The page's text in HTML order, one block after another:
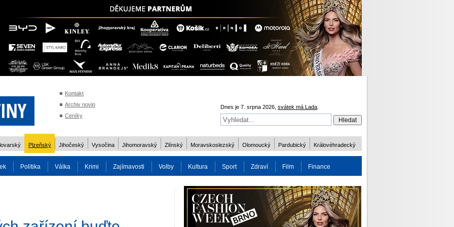
Kontakt
Archiv novin
Ceníky
Dnes je 7. srpna 2026, svátek má Lada
Plzeňský Jihočeský Vysočina Jihomoravský Zlínský Moravskoslezský Olomoucký Pardubický Královéhradecký
Politika Válka Krimi Zajímavosti Volby Kultura Sport Zdraví Film Finance
Charita Osobnost Více ODM 2016